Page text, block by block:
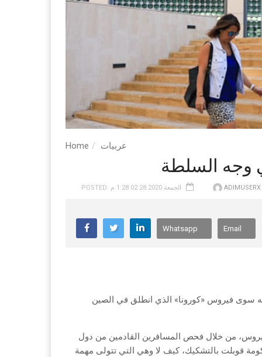
Home عربيات
POSTED: الجمعة 02.28.2020 1:28 م ADIMUSERX
Whatsapp Email
سوى فيروس «كورونا» الذي انطلق في الصين
من خلال فحص المسافرين القادمين من دول
قوبلت بالتشكيك، كيف لا وهي التي تتولى مهمة